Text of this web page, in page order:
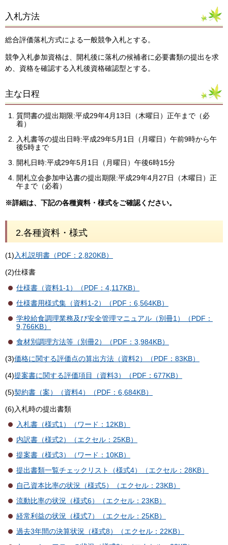
入札方法
総合評価落札方式による一般競争入札とする。
競争入札参加資格は、開札後に落札の候補者に必要書類の提出を求
め、資格を確認する入札後資格確認型とする。
主な日程
質問書の提出期限:平成29年4月13日（木曜日）正午まで（必
着）
入札書等の提出日時:平成29年5月1日（月曜日）午前9時から午
後5時まで
開札日時:平成29年5月1日（月曜日）午後6時15分
開札立会参加申込書の提出期限:平成29年4月27日（木曜日）正
午まで（必着）
※詳細は、下記の各種資料・様式をご確認ください。
2.各種資料・様式
(1)入札説明書（PDF：2,820KB）
(2)仕様書
仕様書（資料1-1）（PDF：4,117KB）
仕様書用様式集（資料1-2）（PDF：6,564KB）
学校給食調理業務及び安全管理マニュアル（別冊1）（PDF：
9,766KB）
食材別調理方法等（別冊2）（PDF：3,984KB）
(3)価格に関する評価点の算出方法（資料2）（PDF：83KB）
(4)提案書に関する評価項目（資料3）（PDF：677KB）
(5)契約書（案）（資料4）（PDF：6,684KB）
(6)入札時の提出書類
入札書（様式1）（ワード：12KB）
内訳書（様式2）（エクセル：25KB）
提案書（様式3）（ワード：10KB）
提出書類一覧チェックリスト（様式4）（エクセル：28KB）
自己資本比率の状況（様式5）（エクセル：23KB）
流動比率の状況（様式6）（エクセル：23KB）
経常利益の状況（様式7）（エクセル：25KB）
過去3年間の決算状況（様式8）（エクセル：22KB）